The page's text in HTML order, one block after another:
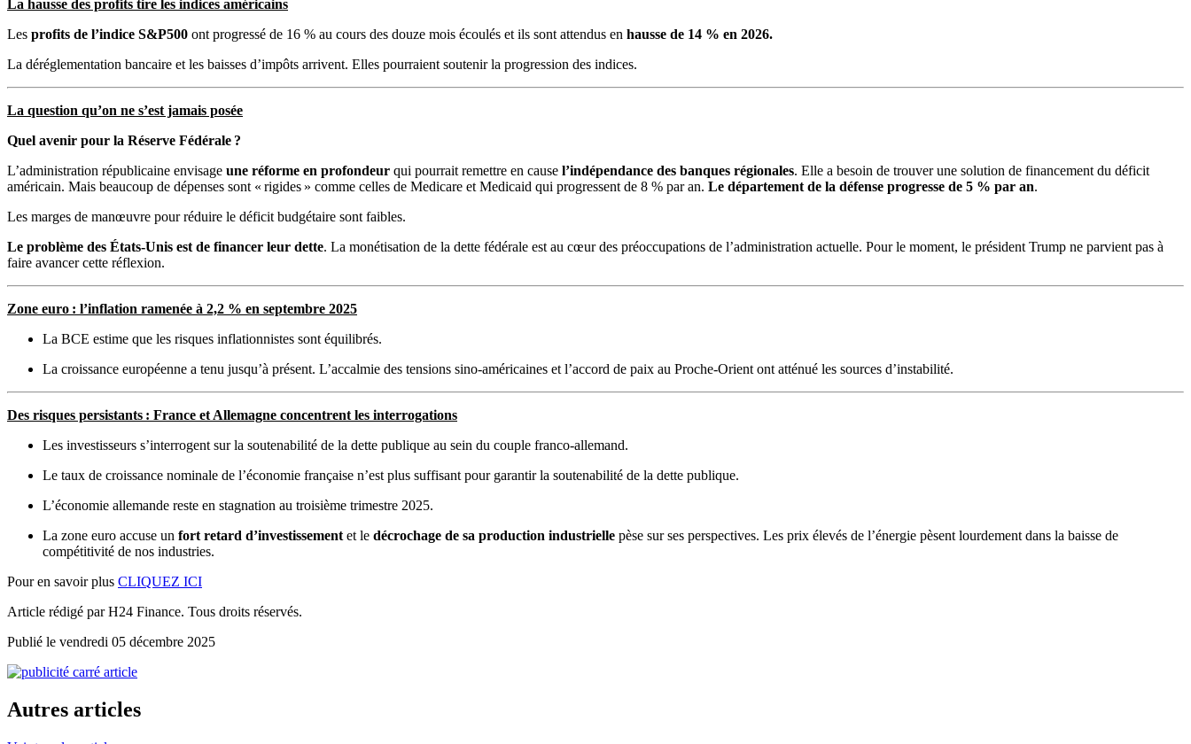
La hausse des profits tire les indices américains
Les profits de l’indice S&P500 ont progressé de 16 % au cours des douze mois écoulés et ils sont attendus en hausse de 14 % en 2026.
La déréglementation bancaire et les baisses d’impôts arrivent. Elles pourraient soutenir la progression des indices.
La question qu’on ne s’est jamais posée
Quel avenir pour la Réserve Fédérale ?
L’administration républicaine envisage une réforme en profondeur qui pourrait remettre en cause l’indépendance des banques régionales. Elle a besoin de trouver une solution de financement du déficit
américain. Mais beaucoup de dépenses sont « rigides » comme celles de Medicare et Medicaid qui progressent de 8 % par an. Le département de la défense progresse de 5 % par an.
Les marges de manœuvre pour réduire le déficit budgétaire sont faibles.
Le problème des États-Unis est de financer leur dette. La monétisation de la dette fédérale est au cœur des préoccupations de l’administration actuelle. Pour le moment, le président Trump ne parvient pas à
faire avancer cette réflexion.
Zone euro : l’inflation ramenée à 2,2 % en septembre 2025
La BCE estime que les risques inflationnistes sont équilibrés.
La croissance européenne a tenu jusqu’à présent. L’accalmie des tensions sino-américaines et l’accord de paix au Proche-Orient ont atténué les sources d’instabilité.
Des risques persistants : France et Allemagne concentrent les interrogations
Les investisseurs s’interrogent sur la soutenabilité de la dette publique au sein du couple franco-allemand.
Le taux de croissance nominale de l’économie française n’est plus suffisant pour garantir la soutenabilité de la dette publique.
L’économie allemande reste en stagnation au troisième trimestre 2025.
La zone euro accuse un fort retard d’investissement et le décrochage de sa production industrielle pèse sur ses perspectives. Les prix élevés de l’énergie pèsent lourdement dans la baisse de
compétitivité de nos industries.
Pour en savoir plus CLIQUEZ ICI
Article rédigé par H24 Finance. Tous droits réservés.
Publié le vendredi 05 décembre 2025
Autres articles